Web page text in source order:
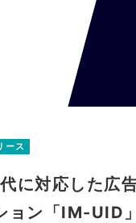
ース
に対応した広
ョン「IM-UID